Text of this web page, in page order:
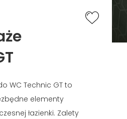
WC Technic GT to
elementy
łazienki. Zalety